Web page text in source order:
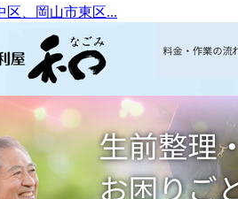
区、岡山市東区...